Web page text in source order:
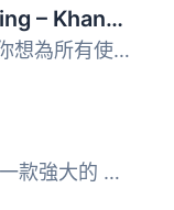
Disable Version Caching – Khanakia
你是一位前端開發者嗎？你想為所有使用者清除瀏覽器快取嗎？...
Advanced Settings 3 是一款強大的 WordPress 外掛，提供用戶...